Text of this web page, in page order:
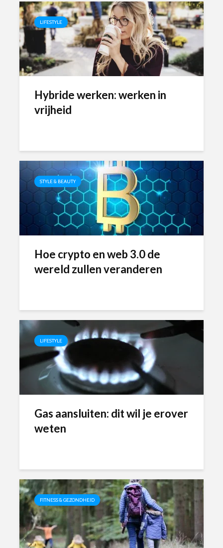
LIFESTYLE
Hybride werken: werken in
vrijheid
STYLE & BEAUTY
Hoe crypto en web 3.0 de
wereld zullen veranderen
LIFESTYLE
Gas aansluiten: dit wil je erover
weten
FITNESS & GEZONDHEID